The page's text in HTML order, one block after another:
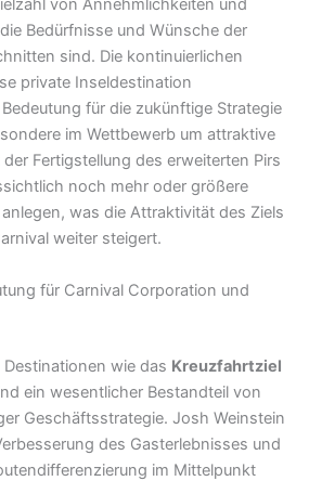
von Annehmlichkeiten und
Bedürfnisse und Wünsche der
sind. Die kontinuierlichen
private Inseldestination
für die zukünftige Strategie
im Wettbewerb um attraktive
Fertigstellung des erweiterten Pirs
noch mehr oder größere
was die Attraktivität des Ziels
weiter steigert.
für Carnival Corporation und
wie das Kreuzfahrtziel
ein wesentlicher Bestandteil von
Geschäftsstrategie. Josh Weinstein
des Gasterlebnisses und
im Mittelpunkt